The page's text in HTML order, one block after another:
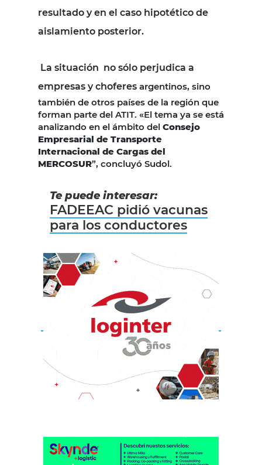
resultado y en el caso hipotético de
aislamiento posterior.
La situación no sólo perjudica a
empresas y choferes argentinos, sino
también de otros países de la región que
forman parte del ATIT. «El tema ya se está
analizando en el ámbito del Consejo
Empresarial de Transporte
Internacional de Cargas del
MERCOSUR”, concluyó Sudol.
Te puede interesar:
FADEEAC pidió vacunas
para los conductores